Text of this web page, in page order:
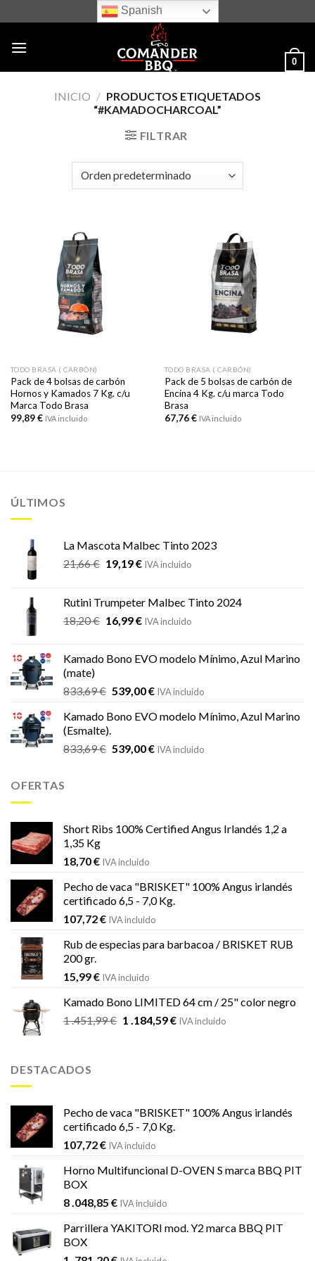
to
content
Spanish
0
INICIO / PRODUCTOS ETIQUETADOS
“#KAMADOCHARCOAL”
FILTRAR
TODO BRASA ( CARBÓN)
Pack de 4 bolsas de carbón
Hornos y Kamados 7 Kg. c/u
Marca Todo Brasa
99,89€ IVA incluido
TODO BRASA ( CARBÓN)
Pack de 5 bolsas de carbón de
Encina 4 Kg. c/u marca Todo
Brasa
67,76€ IVA incluido
ÚLTIMOS
La Mascota Malbec Tinto 2023
21,66€ El
era:
21,66 €.
19,19€El
es:
19,19 €.
IVA incluido
Rutini Trumpeter Malbec Tinto 2024
18,20€ El
era:
16,99€El
es:
IVA incluido
Kamado Bono EVO modelo Mínimo, Azul Marino
(mate)
833,69€ El
original
era:
833,69 €.
539,00€El
actual
539,00 €.
IVA incluido
Kamado Bono EVO modelo Mínimo, Azul Marino
(Esmalte).
833,69€ El
539,00€ElIVA incluido
OFERTAS
Short Ribs 100% Certified Angus Irlandés 1,2 a
1,35 Kg
18,70€ IVA incluido
Pecho de vaca "BRISKET" 100% Angus irlandés
certificado 6,5 - 7,0 Kg.
107,72€ IVA incluido
Rub de especias para barbacoa / BRISKET RUB
200 gr.
15,99€ IVA incluido
Kamado Bono LIMITED 64 cm / 25" color negro
1 .451,99€ El
1 .184,59€ElIVA incluido
DESTACADOS
Pecho de vaca "BRISKET" 100% Angus irlandés
certificado 6,5 - 7,0 Kg.
107,72€ IVA incluido
Horno Multifuncional D-OVEN S marca BBQ PIT
BOX
8 .048,85 € IVA incluido
Parrillera YAKITORI mod. Y2 marca BBQ PIT
BOX